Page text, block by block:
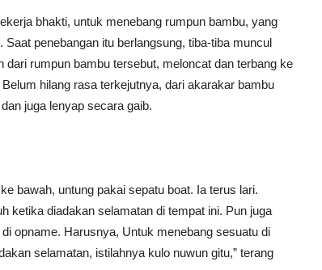
bhakti, untuk menebang rumpun bambu, yang
penebangan itu berlangsung, tiba-tiba muncul
rumpun bambu tersebut, meloncat dan terbang ke
hilang rasa terkejutnya, dari akarakar bambu
juga lenyap secara gaib.
bawah, untung pakai sepatu boat. Ia terus lari.
ketika diadakan selamatan di tempat ini. Pun juga
opname. Harusnya, Untuk menebang sesuatu di
selamatan, istilahnya kulo nuwun gitu,” terang